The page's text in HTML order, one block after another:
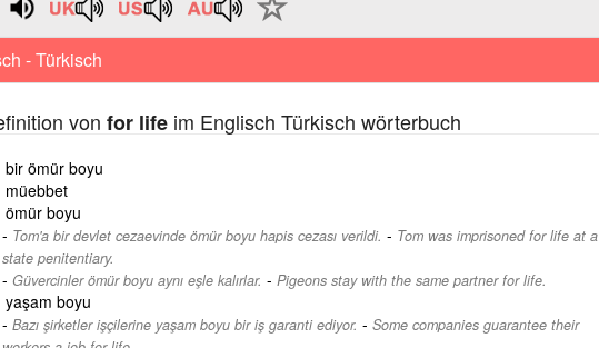
- Türkisch
von for lifeim Englisch Türkisch wörterbuch
bir ömür boyu
müebbet
ömür boyu
Tom'a bir devlet cezaevinde ömür boyu hapis cezası verildi. - Tom was imprisoned for life at a
state penitentiary.
Güvercinler ömür boyu aynı eşle kalırlar. - Pigeons stay with the same partner for life.
yaşam boyu
Bazı şirketler işçilerine yaşam boyu bir iş garanti ediyor. - Some companies guarantee their